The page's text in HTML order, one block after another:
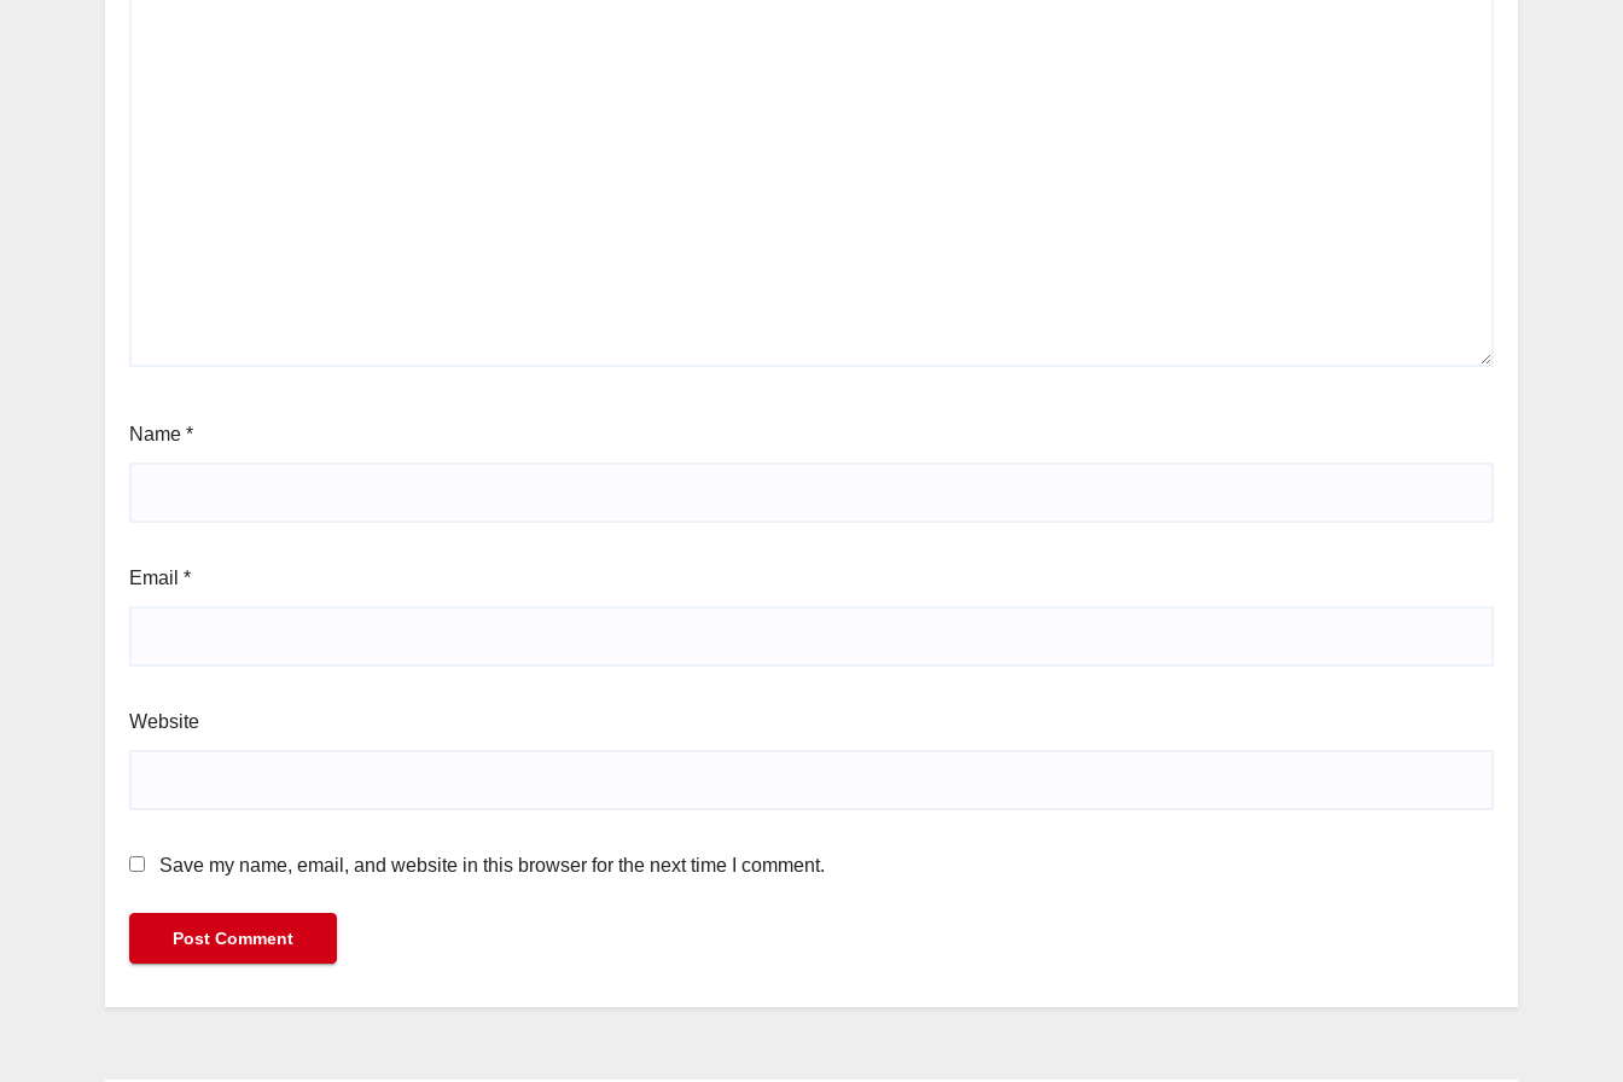
Name *
Email *
Website
Save my name, email, and website in this browser for the next time I comment.